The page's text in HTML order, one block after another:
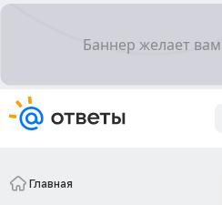
Главная